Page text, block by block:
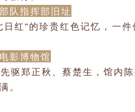
队指挥部旧址
日红”的珍贵红色记忆，一
影博物馆
驱郑正秋、蔡楚生，馆内
。